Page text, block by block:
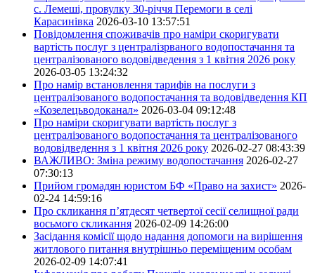
с. Лемеші, провулку 30-річчя Перемоги в селі
Карасинівка 2026-03-10 13:57:51
Повідомлення споживачів про наміри скоригувати
вартість послуг з централізрваного водопостачання та
централізованого водовідведення з 1 квітня 2026 року
2026-03-05 13:24:32
Про намір встановлення тарифів на послуги з
централізованого водопостачання та водовідведення КП
«Козелецьводоканал» 2026-03-04 09:12:48
Про наміри скоригувати вартість послуг з
централізованого водопостачання та централізованого
водовідведення з 1 квітня 2026 року 2026-02-27 08:43:39
ВАЖЛИВО: Зміна режиму водопостачання 2026-02-27
07:30:13
Прийом громадян юристом БФ «Право на захист» 2026-
02-24 14:59:16
Про скликання п’ятдесят четвертої сесії селищної ради
восьмого скликання 2026-02-09 14:26:00
Засідання комісії щодо надання допомоги на вирішення
житлового питання внутрішньо переміщеним особам
2026-02-09 14:07:41